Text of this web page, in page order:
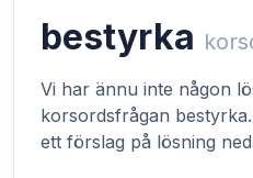
bestyrka
Vi har ännu inte någon
korsordsfrågan
ett förslag på lösning